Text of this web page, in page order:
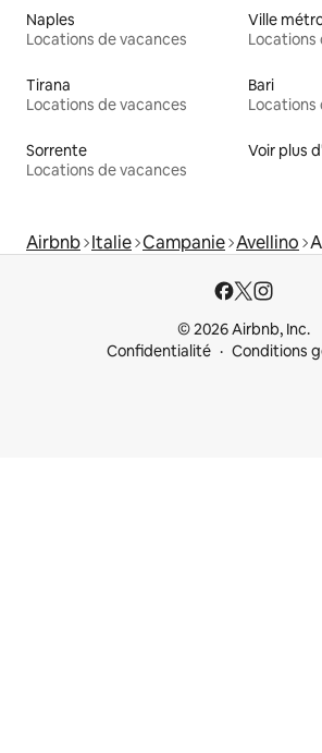
Naples
Locations de vacances
Locations
Tirana
Locations de vacances
Bari
Locations
Sorrente
Locations de vacances
Voir plus
Airbnb Italie Campanie Avellino
© 2026 Airbnb, Inc.
Confidentialité
Conditions